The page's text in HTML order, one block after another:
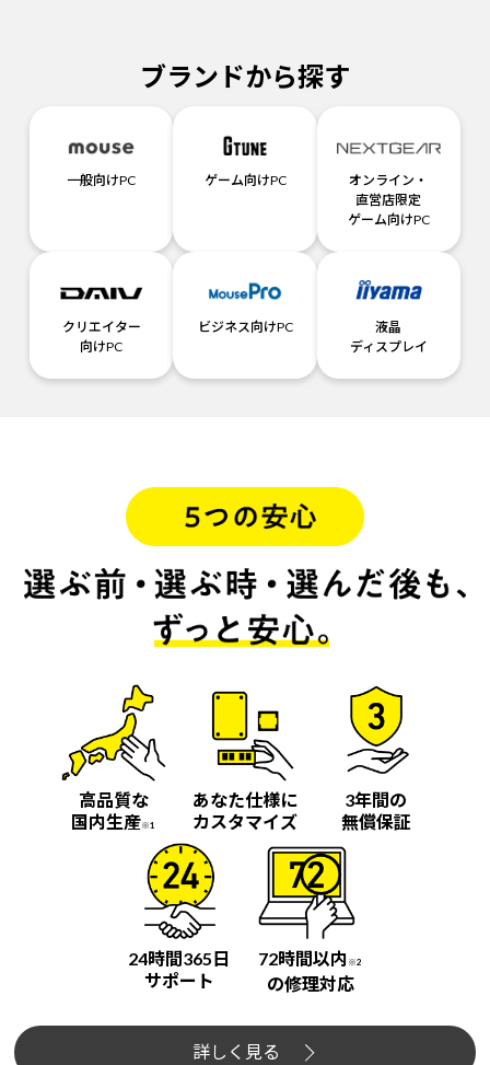
ブランドから探す
一般向けPC ゲーム向けPC
オンライン・
直営店限定
ゲーム向けPC
クリエイター
向けPC
ビジネス向けPC
液晶
ディスプレイ
高品質な
国内生産※1
あなた仕様に
カスタマイズ
3年間の
無償保証
24時間365日
サポート
72時間以内 ※2
の修理対応
詳しく見る